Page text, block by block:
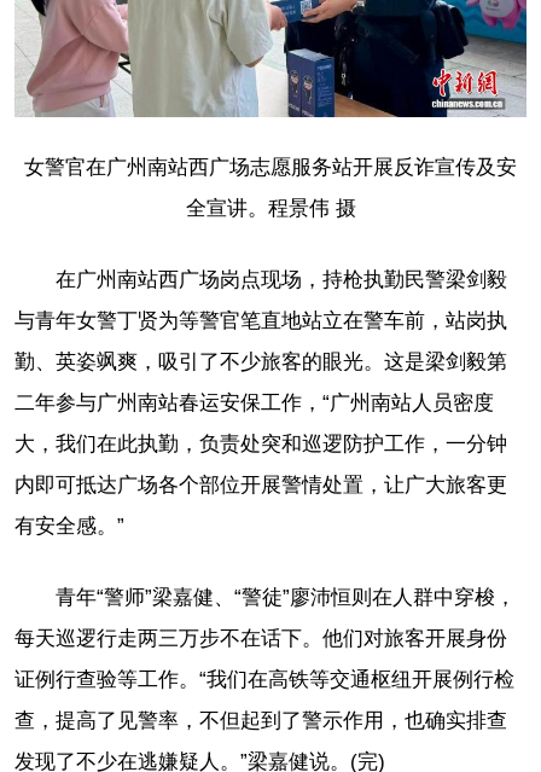
女警官在广州南站西广场志愿服务站开展反诈宣传及安
全宣讲。程景伟 摄
在广州南站西广场岗点现场，持枪执勤民警梁剑毅
与青年女警丁贤为等警官笔直地站立在警车前，站岗执
勤、英姿飒爽，吸引了不少旅客的眼光。这是梁剑毅第
二年参与广州南站春运安保工作，“广州南站人员密度
大，我们在此执勤，负责处突和巡逻防护工作，一分钟
内即可抵达广场各个部位开展警情处置，让广大旅客更
有安全感。”
青年“警师”梁嘉健、“警徒”廖沛恒则在人群中穿梭，
每天巡逻行走两三万步不在话下。他们对旅客开展身份
证例行查验等工作。“我们在高铁等交通枢纽开展例行检
查，提高了见警率，不但起到了警示作用，也确实排查
发现了不少在逃嫌疑人。”梁嘉健说。(完)